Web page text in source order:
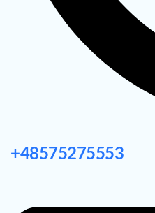
+48575275553